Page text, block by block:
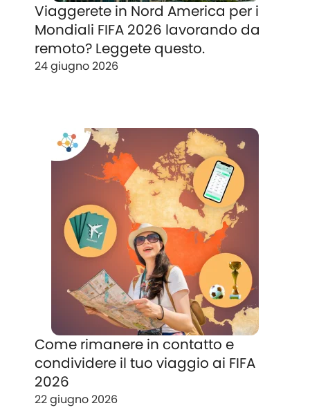
Viaggerete in Nord America per i
Mondiali FIFA 2026 lavorando da
remoto? Leggete questo.
24 giugno 2026
Come rimanere in contatto e
condividere il tuo viaggio ai FIFA
2026
22 giugno 2026